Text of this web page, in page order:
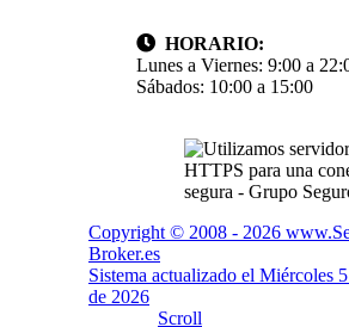
HORARIO:
Lunes a Viernes: 9:00 a
Sábados: 10:00 a 15:00
Copyright © 2008 - 2026
Broker.es
Sistema actualizado el Miércoles
de 2026
Scroll